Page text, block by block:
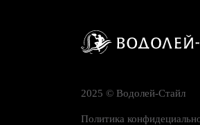
2025 © Водолей-Cтайл
Политика